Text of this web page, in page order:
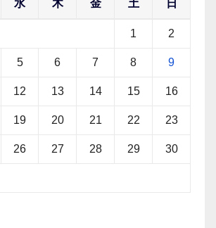
水 木 金 土 日
1 2
5 6 7 8 9
12 13 14 15 16
19 20 21 22 23
26 27 28 29 30